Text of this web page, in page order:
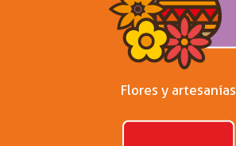
Flores y artesanías